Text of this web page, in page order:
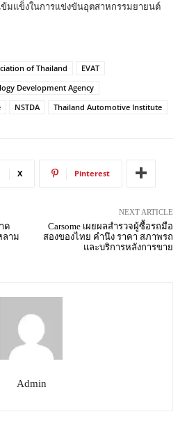
ข้มแข็งในการแข่งขันอุตสาหกรรมยายนต์
of Thailand
EVAT
Development Agency
NSTDA Thailand Automotive Institute
X Pinterest
ด
ลาม
NEXT ARTICLE
Carsome เผยผลสำรวจผู้ซื้อรถมือ
สองของไทย คำนึง ราคา สภาพรถ
และบริการหลังการขาย
Admin